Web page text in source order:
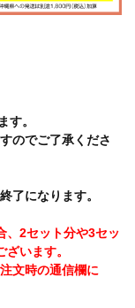
す。
のでご了承くださ
了になります。
、2セット分や3セッ
います。
文時の通信欄に